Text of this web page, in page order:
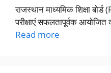
राजस्थान माध्यमिक शिक्षा बोर्ड
परीक्षाएं सफलतापूर्वक
Read more